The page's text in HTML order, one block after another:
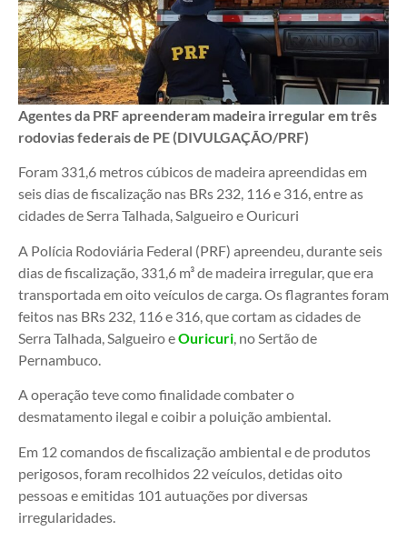
Agentes da PRF apreenderam madeira irregular em três
rodovias federais de PE (DIVULGAÇÃO/PRF)
Foram 331,6 metros cúbicos de madeira apreendidas em
seis dias de fiscalização nas BRs 232, 116 e 316, entre as
cidades de Serra Talhada, Salgueiro e Ouricuri
A Polícia Rodoviária Federal (PRF) apreendeu, durante seis
dias de fiscalização, 331,6 m³ de madeira irregular, que era
transportada em oito veículos de carga. Os flagrantes foram
feitos nas BRs 232, 116 e 316, que cortam as cidades de
Serra Talhada, Salgueiro eOuricuri , no Sertão de
Pernambuco.
A operação teve como finalidade combater o
desmatamento ilegal e coibir a poluição ambiental.
Em 12 comandos de fiscalização ambiental e de produtos
perigosos, foram recolhidos 22 veículos, detidas oito
pessoas e emitidas 101 autuações por diversas
irregularidades.